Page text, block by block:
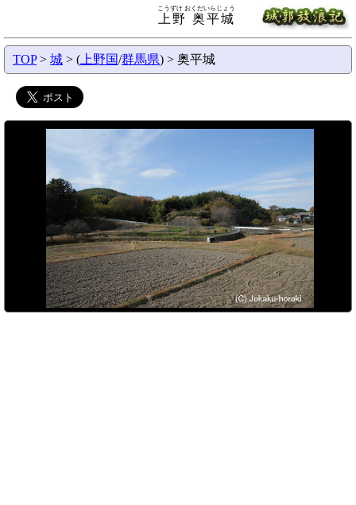
上野 奥平城
こうずけ おくだいらじょう
TOP> 城 > ( 上野国/群馬県) > 奥平城